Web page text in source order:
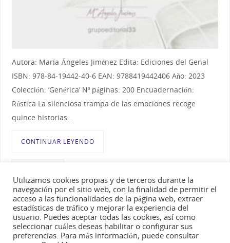
Autora: María Ángeles Jiménez Edita: Ediciones del Genal
ISBN: 978-84-19442-40-6 EAN: 9788419442406 Año: 2023
Colección: ‘Genérica’ Nº páginas: 200 Encuadernación:
Rústica La silenciosa trampa de las emociones recoge
quince historias…
CONTINUAR LEYENDO
relatos,Libro La silenciosa trampa de las emociones
Esta es una web personal. No se autoriza la copia o utilización
Utilizamos cookies propias y de terceros durante la
navegación por el sitio web, con la finalidad de permitir el
acceso a las funcionalidades de la página web, extraer
estadísticas de tráfico y mejorar la experiencia del
usuario. Puedes aceptar todas las cookies, así como
seleccionar cuáles deseas habilitar o configurar sus
preferencias. Para más información, puede consultar